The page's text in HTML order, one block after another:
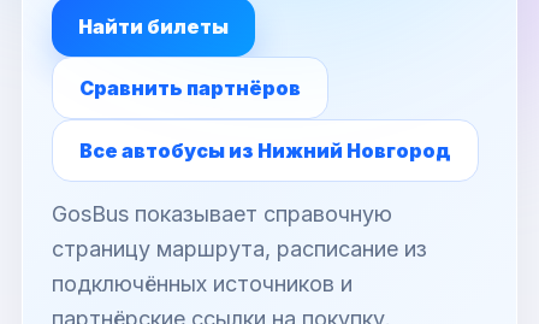
Найти билеты
Сравнить партнёров
Все автобусы из Нижний Новгород
GosBus показывает справочную
страницу маршрута, расписание из
подключённых источников и
партнёрские ссылки на покупку.